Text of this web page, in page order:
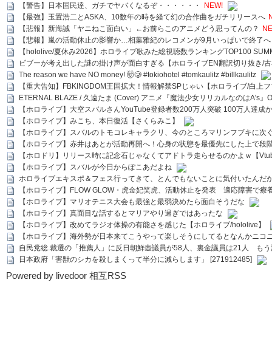
【警告】日本国民達、ガチでヤバくなるぞ・・・・・・
NEW!
【最強】玉置浩二とASKA、10数年の時を経て幻の合作曲をガチリリースへ
【悲報】新海誠「ヤニねこ面白い」←お前らこのアニメどう思ってんの？
【悲報】嵐の活動休止の影響か…相葉雅紀のレコメンが9月いっぱいで終了へ
【hololive/夏休み2026】ホロライブ歌みた総視聴数ランキングTOP100
ビブーが考え出した謎の掛け声が面白すぎる【ホロライブEN翻訳切り抜き/
The reason we have NO money! 🤯🥲 #tokiohotel #tomkaulitz #billkaulitz
【重大告知】FBKINGDOM王国拡大！情報解禁SPじゃい【ホロライブ/白上
ETERNAL BLAZE / 久遠たま (Cover) アニメ『魔法少女リリカルなのはA's』
【ホロライブ】大空スバルさんYouTube登録者数200万人突破 100万人達成
【ホロライブ】みこち、本日復活【さくらみこ】
【ホロライブ】スバルのトモコレキャラクリ、今のところマリンフブキに
【ホロライブ】赤井はあとが活動再開へ！心身の状態を最優先にした上で段
【ホロドリ】リリース時に記念石じゃなくてアドトラ走らせるのかよｗ【
【ホロライブ】スバルが今日からぽこあだよね
ホロライブエキスポ＆フェス行ってきて、とんでもないことに気付いたんだ
【ホロライブ】FLOW GLOW・虎金妃笑虎、活動休止を発表 適応障害で療
【ホロライブ】マリオテニス大会も最強と最弱決めたら面白そうだな
【ホロライブ】真面目な話するとマリアやり過ぎではあったな
【ホロライブ】改めてラジオ体操の有能さを感じた【ホロライブ/hololive】
【ホロライブ】海外勢が日本来てこうやって楽しそうにしてるとなんかニコ
自民党総.裁選の「推薦人」に反日朝鮮壺議員が58人、裏金議員は21人 も
日本政府「害獣のシカを殺しまくって半分に減らします」 [271912485]
Powered by livedoor 相互RSS